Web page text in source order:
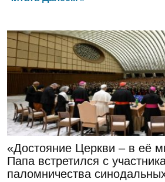
ГЛАВНАЯ
«Достояние Церкви – в её
Папа встретился с
паломничества